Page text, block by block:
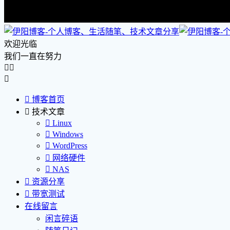
欢迎光临
我们一直在努力
 

 博客首页
 技术文章
 Linux
 Windows
 WordPress
 网络硬件
 NAS
 资源分享
 带宽测试
在线留言
闲言碎语